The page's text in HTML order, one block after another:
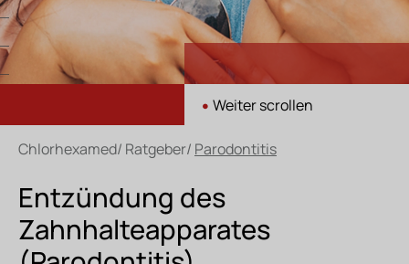
• Weiter scrollen
Chlorhexamed/ Ratgeber/ Parodontitis
Entzündung des
Zahnhalteapparates